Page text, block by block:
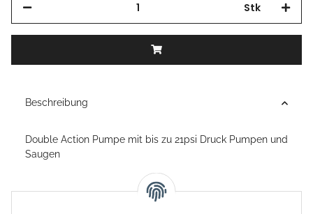
Stk
Beschreibung
Double Action Pumpe mit bis zu 21psi Druck Pumpen und
Saugen